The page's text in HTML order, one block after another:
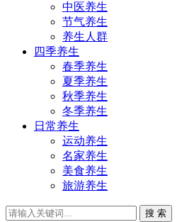
中医养生
节气养生
养生人群
四季养生
春季养生
夏季养生
秋季养生
冬季养生
日常养生
运动养生
名家养生
美食养生
旅游养生
搜 索